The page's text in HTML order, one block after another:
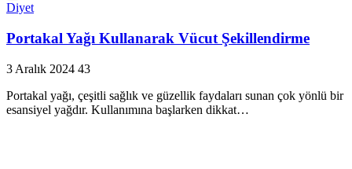
Diyet
Portakal Yağı Kullanarak Vücut Şekillendirme
3 Aralık 2024 43
Portakal yağı, çeşitli sağlık ve güzellik faydaları sunan çok yönlü bir
esansiyel yağdır. Kullanımına başlarken dikkat…